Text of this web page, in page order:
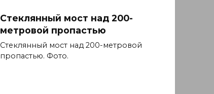
Стеклянный мост над 200-
метровой пропастью
Стеклянный мост над 200-метровой
пропастью. Фото.